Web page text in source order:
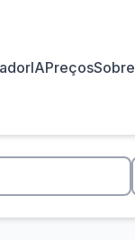
IAPreçosSobre